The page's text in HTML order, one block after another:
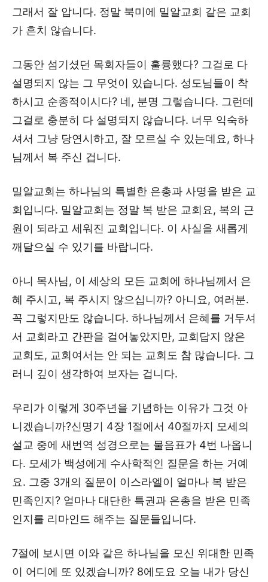
그래서 잘 압니다. 정말 북미에 밀알교회 같은 교회
가 흔치 않습니다.
그동안 섬기셨던 목회자들이 훌륭했다? 그걸로 다
설명되지 않는 그 무엇이 있습니다. 성도님들이 착
하시고 순종적이시다? 네, 분명 그렇습니다. 그런데
그걸로 충분히 다 설명되지 않습니다. 너무 익숙하
셔서 그냥 당연시하고, 잘 모르실 수 있는데요, 하나
님께서 복 주신 겁니다.
밀알교회는 하나님의 특별한 은총과 사명을 받은 교
회입니다. 밀알교회는 정말 복 받은 교회요, 복의 근
원이 되라고 세워진 교회입니다. 이 사실을 새롭게
깨달으실 수 있기를 바랍니다.
아니 목사님, 이 세상의 모든 교회에 하나님께서 은
혜 주시고, 복 주시지 않으십니까? 아니요, 여러분.
꼭 그렇지만도 않습니다. 하나님께서 은혜를 거두셔
서 교회라고 간판을 걸어놓았지만, 교회답지 않은
교회도, 교회여서는 안 되는 교회도 참 많습니다. 그
러니 깊이 생각하여 보자는 겁니다.
우리가 이렇게 30주년을 기념하는 이유가 그것 아
니겠습니까?신명기 4장 1절에서 40절까지 모세의
설교 중에 새번역 성경으로는 물음표가 4번 나옵니
다. 모세가 백성에게 수사학적인 질문을 하는 거예
요. 그중 3개의 질문이 이스라엘이 얼마나 복 받은
민족인지? 얼마나 대단한 특권과 은총을 받은 민족
인지를 리마인드 해주는 질문들입니다.
7절에 보시면 이와 같은 하나님을 모신 위대한 민족
이 어디에 또 있겠습니까? 8에도요 오늘 내가 당신